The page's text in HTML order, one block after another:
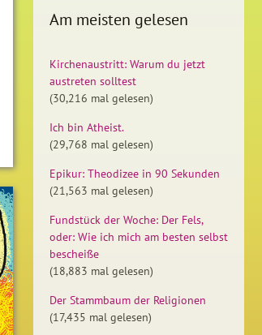
Am meisten gelesen
Kirchenaustritt: Warum du jetzt
austreten solltest
(30,216 mal gelesen)
Ich bin Atheist.
(29,768 mal gelesen)
Epikur: Theodizee in 90 Sekunden
(21,563 mal gelesen)
Fundstück der Woche: Der Fels,
oder: Wie ich mich am besten selbst
bescheiße
(18,883 mal gelesen)
Der Stammbaum der Religionen
(17,435 mal gelesen)